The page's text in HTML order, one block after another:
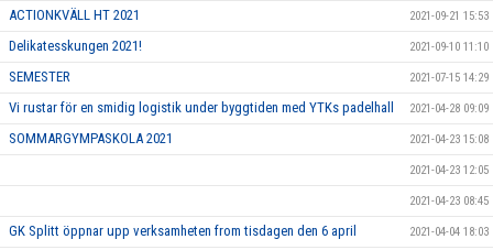
ACTIONKVÄLL HT 2021 2021-09-21 15:53
Delikatesskungen 2021! 2021-09-10 11:10
SEMESTER 2021-07-15 14:29
Vi rustar för en smidig logistik under byggtiden med YTKs padelhall 2021-04-28 09:09
SOMMARGYMPASKOLA 2021 2021-04-23 15:08
2021-04-23 12:05
2021-04-23 08:45
GK Splitt öppnar upp verksamheten from tisdagen den 6 april 2021-04-04 18:03